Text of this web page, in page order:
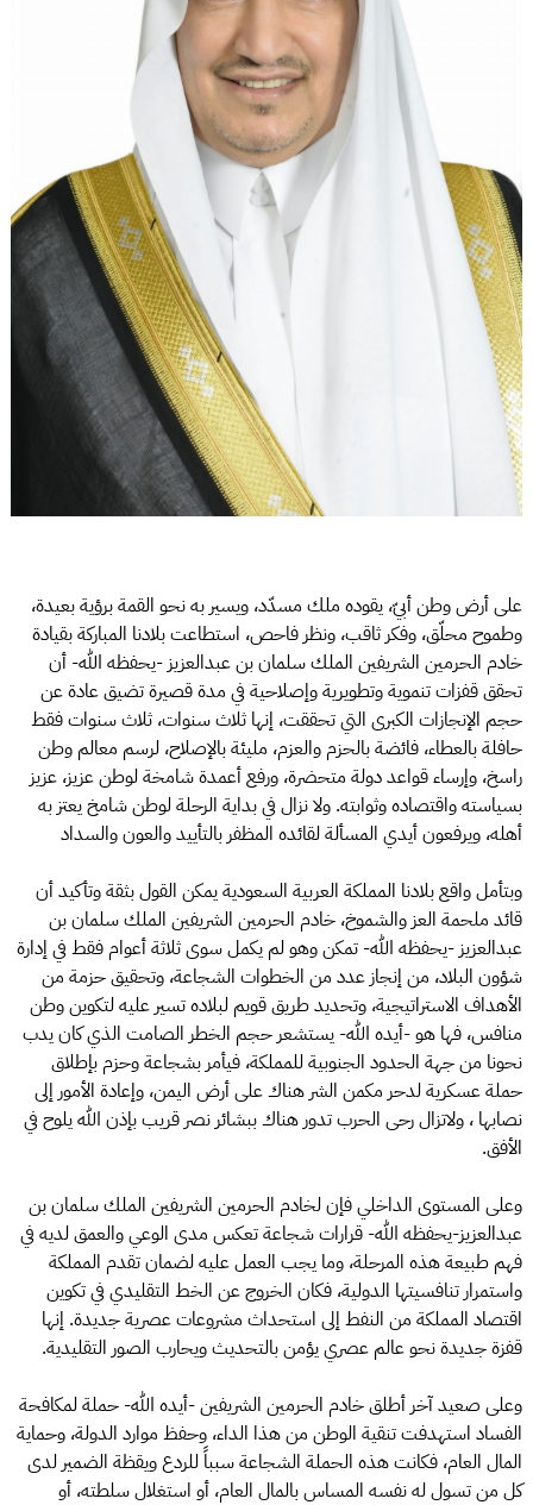
على أرض وطن أبيّ، يقوده ملك مسدّد، ويسير به نحو القمة برؤية بعيدة،
وطموح محلّق، وفكر ثاقب، ونظر فاحص، استطاعت بلادنا المباركة بقيادة
خادم الحرمين الشريفين الملك سلمان بن عبدالعزيز -يحفظه الله- أن
تحقق قفزات تنموية وتطويرية وإصلاحية في مدة قصيرة تضيق عادة عن
حجم الإنجازات الكبرى التي تحققت، إنها ثلاث سنوات، ثلاث سنوات فقط
حافلة بالعطاء، فائضة بالحزم والعزم، مليئة بالإصلاح، لرسم معالم وطن
راسخ، وإرساء قواعد دولة متحضرة، ورفع أعمدة شامخة لوطن عزيز، عزيز
بسياسته واقتصاده وثوابته. ولا نزال في بداية الرحلة لوطن شامخ يعتز به
أهله، ويرفعون أيدي المسألة لقائده المظفر بالتأييد والعون والسداد
وبتأمل واقع بلادنا المملكة العربية السعودية يمكن القول بثقة وتأكيد أن
قائد ملحمة العز والشموخ، خادم الحرمين الشريفين الملك سلمان بن
عبدالعزيز -يحفظه الله- تمكن وهو لم يكمل سوى ثلاثة أعوام فقط في إدارة
شؤون البلاد، من إنجاز عدد من الخطوات الشجاعة، وتحقيق حزمة من
الأهداف الاستراتيجية، وتحديد طريق قويم لبلاده تسير عليه لتكوين وطن
منافس، فها هو -أيده الله- يستشعر حجم الخطر الصامت الذي كان يدب
نحونا من جهة الحدود الجنوبية للمملكة، فيأمر بشجاعة وحزم بإطلاق
حملة عسكرية لدحر مكمن الشر هناك على أرض اليمن، وإعادة الأمور إلى
نصابها ، ولاتزال رحى الحرب تدور هناك ببشائر نصر قريب بإذن الله يلوح في
الأفق.
وعلى المستوى الداخلي فإن لخادم الحرمين الشريفين الملك سلمان بن
عبدالعزيز-يحفظه الله- قرارات شجاعة تعكس مدى الوعي والعمق لديه في
فهم طبيعة هذه المرحلة، وما يجب العمل عليه لضمان تقدم المملكة
واستمرار تنافسيتها الدولية، فكان الخروج عن الخط التقليدي في تكوين
اقتصاد المملكة من النفط إلى استحداث مشروعات عصرية جديدة. إنها
قفزة جديدة نحو عالم عصري يؤمن بالتحديث ويحارب الصور التقليدية.
وعلى صعيد آخر أطلق خادم الحرمين الشريفين -أيده الله- حملة لمكافحة
الفساد استهدفت تنقية الوطن من هذا الداء، وحفظ موارد الدولة، وحماية
المال العام، فكانت هذه الحملة الشجاعة سبباً للردع ويقظة الضمير لدى
كل من تسول له نفسه المساس بالمال العام، أو استغلال سلطته، أو